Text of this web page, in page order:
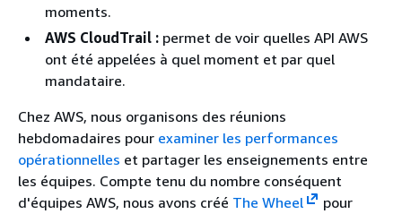
moments.
AWS CloudTrail : permet de voir quelles API AWS
ont été appelées à quel moment et par quel
mandataire.
Chez AWS, nous organisons des réunions
hebdomadaires pour examiner les performances
opérationnelles et partager les enseignements entre
les équipes. Compte tenu du nombre conséquent
d'équipes AWS, nous avons créé The Wheel
pour